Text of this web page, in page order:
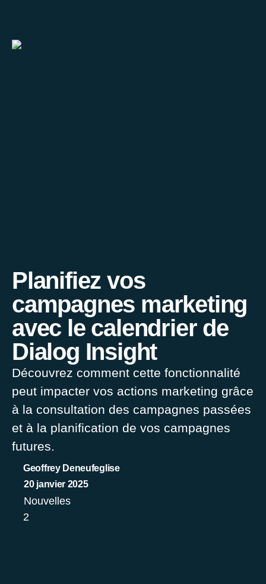
Planifiez vos
campagnes marketing
avec le calendrier de
Dialog Insight
Découvrez comment cette fonctionnalité
peut impacter vos actions marketing grâce
à la consultation des campagnes passées
et à la planification de vos campagnes
futures.
Geoffrey Deneufeglise
20 janvier 2025
Nouvelles
2